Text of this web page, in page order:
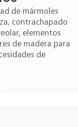
de mármoles
contrachapado
elementos
de madera para
de